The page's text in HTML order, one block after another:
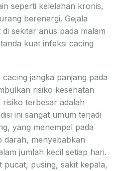
seperti kelelahan kronis,
berenergi. Gejala
sekitar anus pada malam
kuat infeksi cacing
jangka panjang pada
risiko kesehatan
terbesar adalah
ini sangat umum terjadi
yang menempel pada
darah, menyebabkan
jumlah kecil setiap hari.
pucat, pusing, sakit kepala,